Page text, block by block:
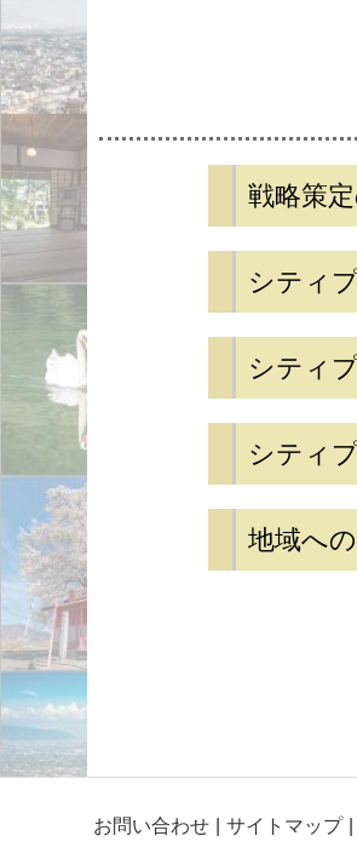
戦略策
シティ
シティ
シティ
地域へ
お問い合わせ サイトマップ